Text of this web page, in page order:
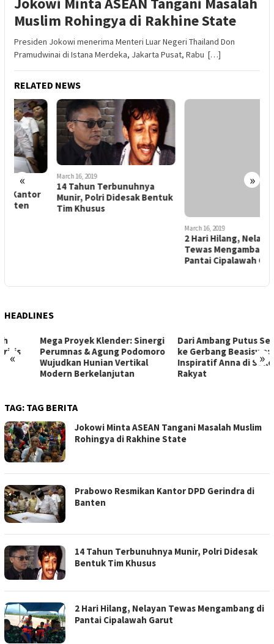
Muslim Rohingya di Rakhine State
Presiden Jokowi menerima Menteri Luar Negeri Thailand Don
Pramudwinai di Istana Merdeka, Jakarta Pusat, Rabu […]
RELATED NEWS
« »
14 Tahun Terbunuhnya
Munir, Polri Didesak Bentuk
Tim Khusus
March 16, 2019
2 Hari Hilang, Nelayan
Pantai Cipalawah Garut
HEADLINES
« »
Mega Proyek Klender: Sinergi
Perumnas & Agung Podomoro
Wujudkan Hunian Vertikal
Modern Berkelanjutan
Dari Ambang Putus Sekolah
ke Gerbang Beasiswa: Kisah
Inspiratif Anna di Sekolah
TAG: TAG BERITA
Jokowi Minta ASEAN Tangani Masalah Muslim
Rohingya di Rakhine State
Prabowo Resmikan Kantor DPD Gerindra di
Banten
14 Tahun Terbunuhnya Munir, Polri Didesak
Bentuk Tim Khusus
2 Hari Hilang, Nelayan Tewas Mengambang di
Pantai Cipalawah Garut